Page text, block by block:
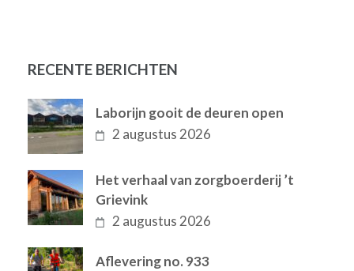
RECENTE BERICHTEN
Laborijn gooit de deuren open
2 augustus 2026
Het verhaal van zorgboerderij ’t
Grievink
2 augustus 2026
Aflevering no. 933